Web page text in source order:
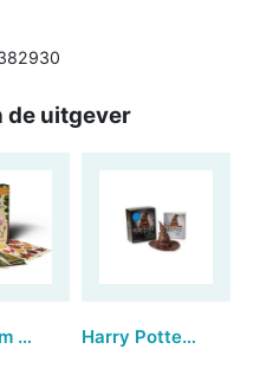
de uitgever
Arboretum postcards Harry Potter - Talking Sorting Hat and Sticker Book